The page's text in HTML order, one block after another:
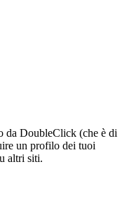
da DoubleClick (che è di
un profilo dei tuoi
altri siti.